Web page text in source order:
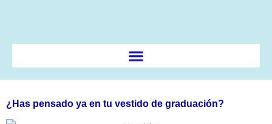
¿Has pensado ya en tu vestido de graduación?